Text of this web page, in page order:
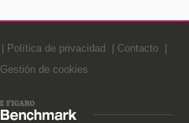
Política de privacidad
Contacto
Gestión de cookies